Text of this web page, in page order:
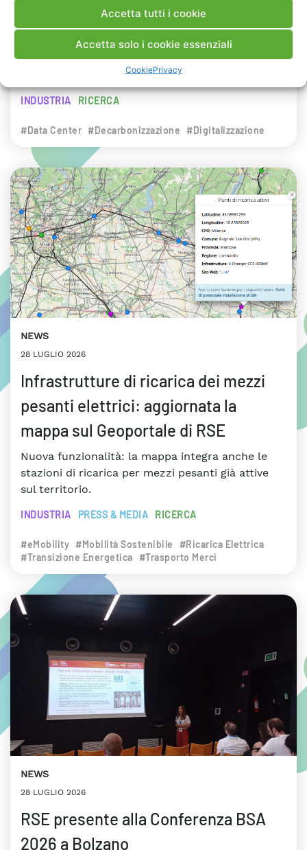
Accetta tutti i cookie
Accetta solo i cookie essenziali
CookiePrivacy
RSE è intervenuta sul tema dell’innovazione
energetica nell’ambito del convegno targato I-
INDUSTRIA RICERCA
#Data Center #Decarbonizzazione #Digitalizzazione
NEWS
28 LUGLIO 2026
Infrastrutture di ricarica dei mezzi
pesanti elettrici: aggiornata la
mappa sul Geoportale di RSE
Nuova funzionalità: la mappa integra anche le
stazioni di ricarica per mezzi pesanti già attive
sul territorio.
INDUSTRIA PRESS & MEDIA RICERCA
#eMobility #Mobilità Sostenibile
#Ricarica Elettrica
#Transizione Energetica
#Trasporto Merci
NEWS
28 LUGLIO 2026
RSE presente alla Conferenza BSA
2026 a Bolzano